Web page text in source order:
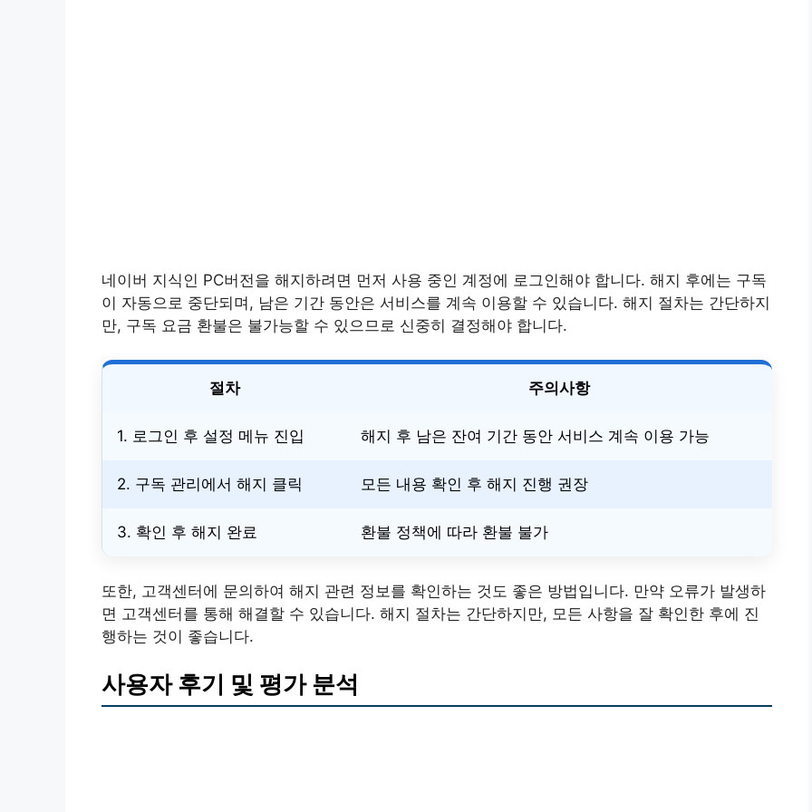
네이버 지식인 PC버전을 해지하려면 먼저 사용 중인 계정에 로그인해야 합니다. 해지 후에는 구독
이 자동으로 중단되며, 남은 기간 동안은 서비스를 계속 이용할 수 있습니다. 해지 절차는 간단하지
만, 구독 요금 환불은 불가능할 수 있으므로 신중히 결정해야 합니다.
절차 주의사항
1. 로그인 후 설정 메뉴 진입 해지 후 남은 잔여 기간 동안 서비스 계속 이용 가능
2. 구독 관리에서 해지 클릭 모든 내용 확인 후 해지 진행 권장
3. 확인 후 해지 완료 환불 정책에 따라 환불 불가
또한, 고객센터에 문의하여 해지 관련 정보를 확인하는 것도 좋은 방법입니다. 만약 오류가 발생하
면 고객센터를 통해 해결할 수 있습니다. 해지 절차는 간단하지만, 모든 사항을 잘 확인한 후에 진
행하는 것이 좋습니다.
사용자 후기 및 평가 분석